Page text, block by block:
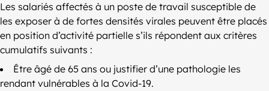
Les salariés affectés à un poste de travail susceptible de
les exposer à de fortes densités virales peuvent être placés
en position d’activité partielle s’ils répondent aux critères
cumulatifs suivants :
Être âgé de 65 ans ou justifier d’une pathologie les
rendant vulnérables à la Covid-19.